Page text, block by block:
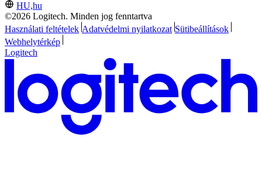
HU,hu
©2026 Logitech. Minden jog fenntartva
Használati feltételek Adatvédelmi nyilatkozat Sütibeállítások
Webhelytérkép
Logitech